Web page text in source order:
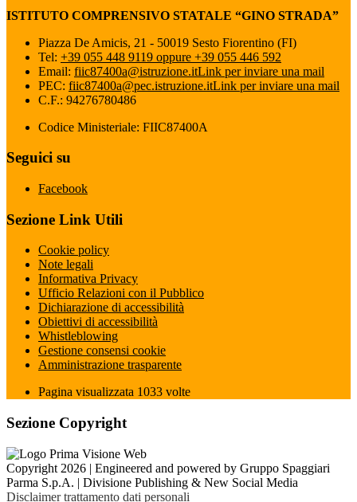
ISTITUTO COMPRENSIVO STATALE “GINO STRADA”
Piazza De Amicis, 21 - 50019 Sesto Fiorentino (FI)
Tel: +39 055 448 9119 oppure +39 055 446 592
Email: fiic87400a@istruzione.itLink per inviare una mail
PEC: fiic87400a@pec.istruzione.itLink per inviare una mail
C.F.: 94276780486
Codice Ministeriale: FIIC87400A
Seguici su
Facebook
Sezione Link Utili
Cookie policy
Note legali
Informativa Privacy
Ufficio Relazioni con il Pubblico
Dichiarazione di accessibilità
Obiettivi di accessibilità
Whistleblowing
Gestione consensi cookie
Amministrazione trasparente
Pagina visualizzata 1033 volte
Sezione Copyright
Copyright 2026 | Engineered and powered by Gruppo Spaggiari
Parma S.p.A. | Divisione Publishing & New Social Media
Disclaimer trattamento dati personali